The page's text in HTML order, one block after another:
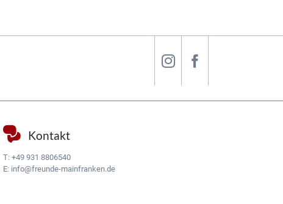
Kontakt
T: +49 931 8806540
E: info@freunde-mainfranken.de